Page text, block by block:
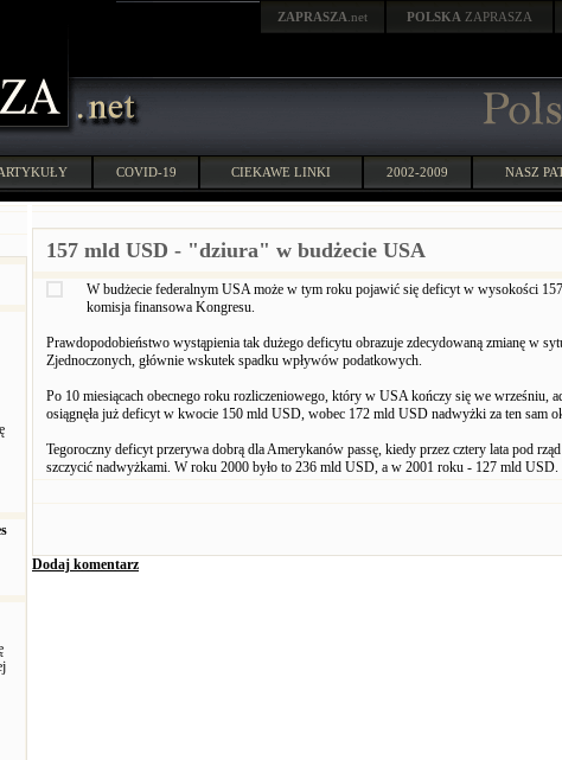
ZAPRASZA .net POLSKA ZAPRASZA
COVID-19 CIEKAWE LINKI 2002-2009 NASZ
157 mld USD - "dziura" w budżecie USA
W budżecie federalnym USA może w tym roku pojawić się deficyt w wysokości
komisja finansowa Kongresu.
Prawdopodobieństwo wystąpienia tak dużego deficytu obrazuje zdecydowaną zmianę w
Zjednoczonych, głównie wskutek spadku wpływów podatkowych.
Po 10 miesiącach obecnego roku rozliczeniowego, który w USA kończy się we wrześniu,
osiągnęła już deficyt w kwocie 150 mld USD, wobec 172 mld USD nadwyżki za ten sam
Tegoroczny deficyt przerywa dobrą dla Amerykanów passę, kiedy przez cztery lata pod
szczycić nadwyżkami. W roku 2000 było to 236 mld USD, a w 2001 roku - 127 mld USD.
Dodaj komentarz